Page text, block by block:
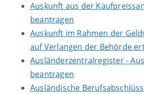
Auskunft aus der
beantragen
Auskunft im Rahmen der
auf Verlangen der Behörde
Ausländerzentralregister -
beantragen
Ausländische